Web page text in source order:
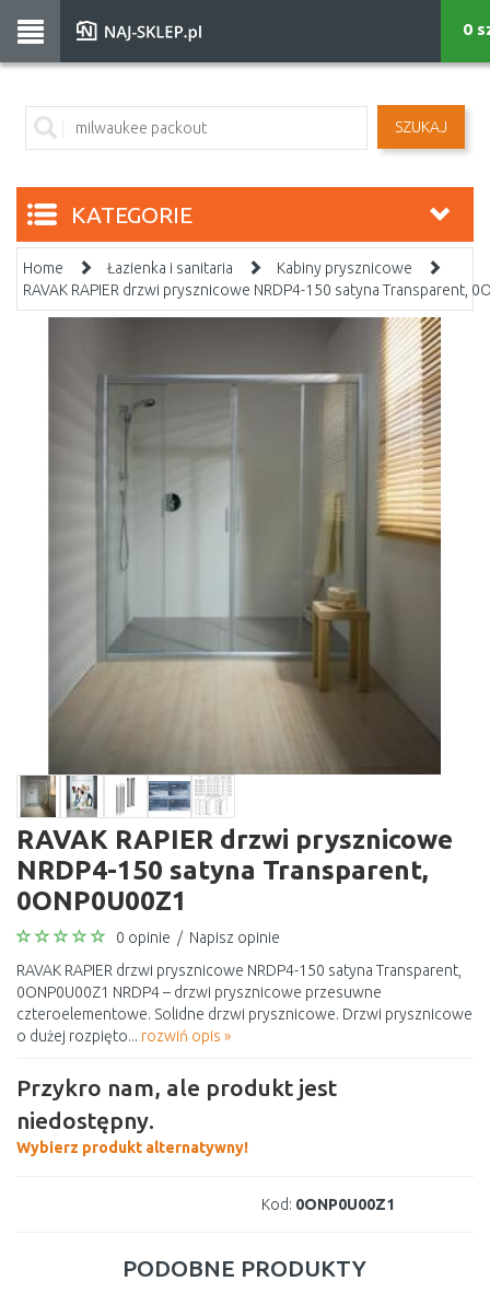
SZUKAJ
0
KATEGORIE
Home Łazienka i sanitaria
Kabiny prysznicowe
RAVAK RAPIER drzwi prysznicowe NRDP4-150 satyna Transparent,
RAVAK RAPIER drzwi prysznicowe
NRDP4-150 satyna Transparent,
0ONP0U00Z1
0 opinie / Napisz opinie
RAVAK RAPIER drzwi prysznicowe NRDP4-150 satyna Transparent,
0ONP0U00Z1 NRDP4 – drzwi prysznicowe przesuwne
czteroelementowe. Solidne drzwi prysznicowe. Drzwi prysznicowe
o dużej rozpięto... rozwiń opis »
Przykro nam, ale produkt jest
niedostępny.
Wybierz produkt alternatywny!
Kod: 0ONP0U00Z1
PODOBNE PRODUKTY